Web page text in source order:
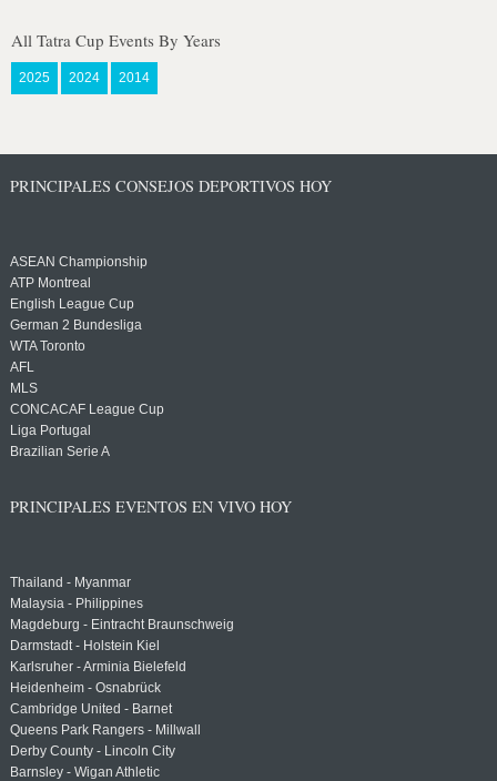
All Tatra Cup Events By Years
2025 2024 2014
PRINCIPALES CONSEJOS DEPORTIVOS HOY
ASEAN Championship
ATP Montreal
English League Cup
German 2 Bundesliga
WTA Toronto
AFL
MLS
CONCACAF League Cup
Liga Portugal
Brazilian Serie A
PRINCIPALES EVENTOS EN VIVO HOY
Thailand - Myanmar
Malaysia - Philippines
Magdeburg - Eintracht Braunschweig
Darmstadt - Holstein Kiel
Karlsruher - Arminia Bielefeld
Heidenheim - Osnabrück
Cambridge United - Barnet
Queens Park Rangers - Millwall
Derby County - Lincoln City
Barnsley - Wigan Athletic